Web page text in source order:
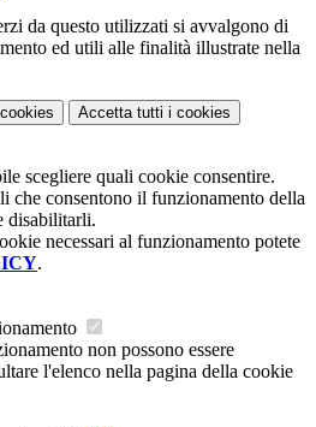
da questo utilizzati si avvalgono di
ed utili alle finalità illustrate nella
Accetta tutti i cookies
scegliere quali cookie consentire.
che consentono il funzionamento della
disabilitarli.
necessari al funzionamento potete
.
non possono essere
l'elenco nella pagina della cookie